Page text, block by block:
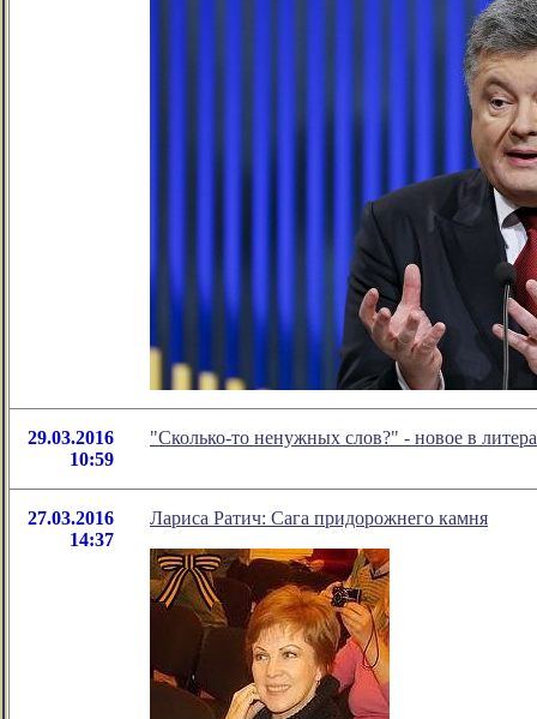
29.03.2016
10:59
"Сколько-то ненужных слов?" - новое в
27.03.2016
14:37
Лариса Ратич: Сага придорожнего камня